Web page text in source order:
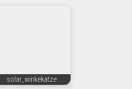
solar_winkekatze